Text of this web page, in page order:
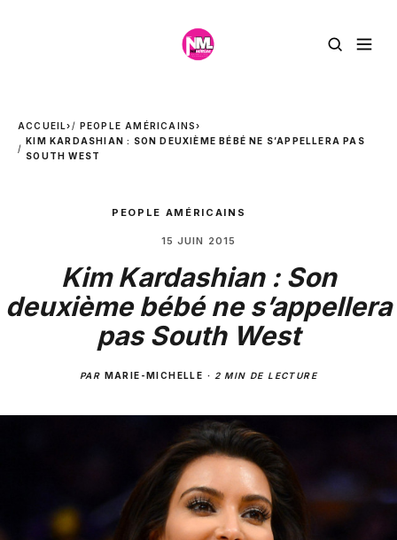
ACCUEIL› PEOPLE AMÉRICAINS›
KIM KARDASHIAN : SON DEUXIÈME BÉBÉ NE S’APPELLERA PAS
SOUTH WEST
PEOPLE AMÉRICAINS
15 JUIN 2015
Kim Kardashian : Son
deuxième bébé ne s’appellera
pas South West
PAR MARIE-MICHELLE · 2 MIN DE LECTURE